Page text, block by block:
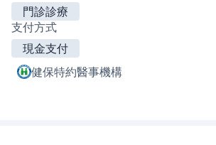
門診診療
支付方式
現金支付
健保特約醫事機構